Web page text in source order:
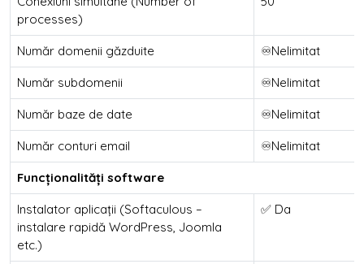
processes)
Număr domenii găzduite ♾️Nelimitat
Număr subdomenii ♾️Nelimitat
Număr baze de date ♾️Nelimitat
Număr conturi email ♾️Nelimitat
Funcționalități software
Instalator aplicații (Softaculous –
instalare rapidă WordPress, Joomla
etc.)
✅ Da